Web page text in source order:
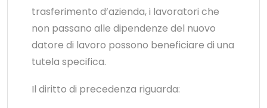
trasferimento d’azienda, i lavoratori che
non passano alle dipendenze del nuovo
datore di lavoro possono beneficiare di una
tutela specifica.
Il diritto di precedenza riguarda: